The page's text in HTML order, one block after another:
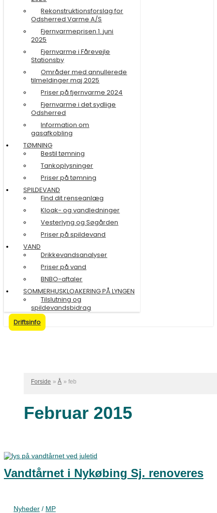
Rekonstruktionsforslag for
Odsherred Varme A/S
Fjernvarmeprisen 1. juni
2025
Fjernvarme i Fårevejle
Stationsby
Områder med annullerede
tilmeldinger maj 2025
Priser på fjernvarme 2024
Fjernvarme i det sydlige
Odsherred
Information om
gasafkobling
TØMNING
Bestil tømning
Tankoplysninger
Priser på tømning
SPILDEVAND
Find dit renseanlæg
Kloak- og vandledninger
Vesterlyng og Søgården
Priser på spildevand
VAND
Drikkevandsanalyser
Priser på vand
BNBO-aftaler
SOMMERHUSKLOAKERING PÅ LYNGEN
Tilslutning og
spildevandsbidrag
Driftsinfo
Forside Å feb
Februar 2015
Vandtårnet i Nykøbing Sj. renoveres
Nyheder / MP